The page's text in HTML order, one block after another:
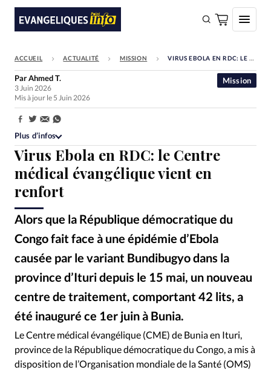
FAIRE UN DON
Faire un don
Société
Monde
Bible
Toute l'actualité
Se connecter
Devise:
CHF
RUBRIQUES
Bible
Economie
Eglises
Histoire Laicité
Liberté religieuse
Mission
Monde People Politique
Société
ACCUEIL ACTUALITÉ MISSION VIRUS EBOLA EN RDC: LE CENTRE MÉDICAL ÉVANGÉLIQUE VIENT EN RENFORT
Virus Ebola en RDC: le Centre
médical évangélique vient en
renfort
Alors que la République démocratique du
Congo fait face à une épidémie d’Ebola
causée par le variant Bundibugyo dans la
province d’Ituri depuis le 15 mai, un nouveau
centre de traitement, comportant 42 lits, a
été inauguré ce 1er juin à Bunia.
Mission
ParAhmed T.
3 Juin 2026
Mis à jour le 5 Juin 2026
Partager:
Plus d’infos
©Zoé Emrys label - Facebook
Le Centre médical évangélique (CME) de Bunia en Ituri,
province de la République démocratique du Congo, a mis à
disposition de l’Organisation mondiale de la Santé (OMS)